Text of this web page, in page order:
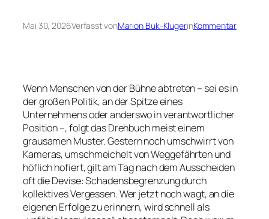
Mai 30, 2026Verfasst vonMarion Buk-KlugerinKommentar
Wenn Menschen von der Bühne abtreten – sei es in
der großen Politik, an der Spitze eines
Unternehmens oder anderswo in verantwortlicher
Position –, folgt das Drehbuch meist einem
grausamen Muster. Gestern noch umschwirrt von
Kameras, umschmeichelt von Weggefährten und
höflich hofiert, gilt am Tag nach dem Ausscheiden
oft die Devise: Schadensbegrenzung durch
kollektives Vergessen. Wer jetzt noch wagt, an die
eigenen Erfolge zu erinnern, wird schnell als